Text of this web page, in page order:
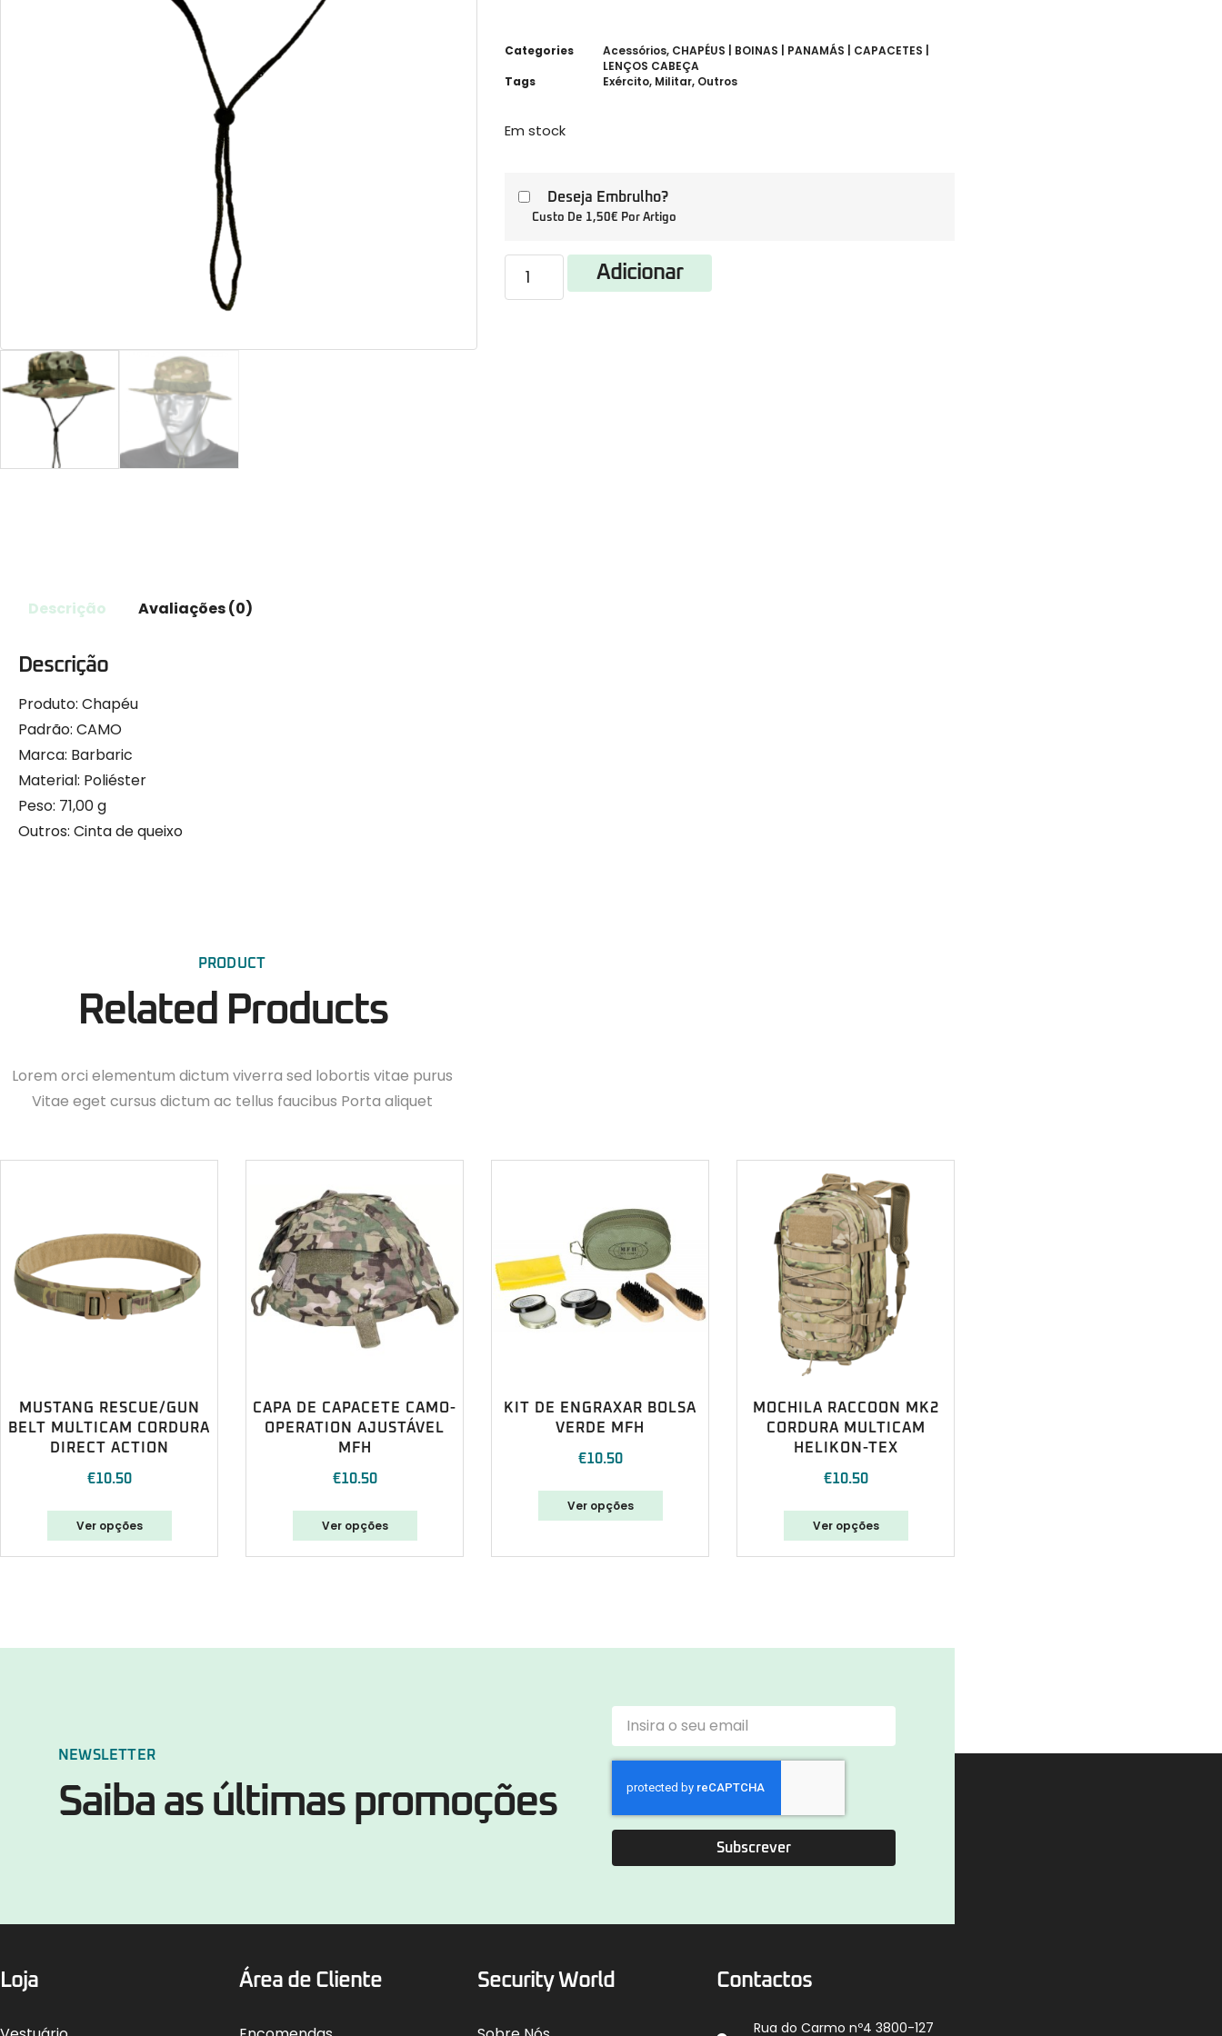
Categories Acessórios, CHAPÉUS | BOINAS | PANAMÁS | CAPACETES |
LENÇOS CABEÇA
Tags
Exército, Militar, Outros
Em stock
Deseja Embrulho?
Custo De 1,50€ Por Artigo
Adicionar
Descrição Avaliações (0)
Descrição
Produto: Chapéu
Padrão: CAMO
Marca: Barbaric
Material: Poliéster
Peso: 71,00 g
Outros: Cinta de queixo
PRODUCT
Related Products
Lorem orci elementum dictum viverra sed lobortis vitae purus
Vitae eget cursus dictum ac tellus faucibus Porta aliquet
MUSTANG RESCUE/GUN
BELT MULTICAM CORDURA
DIRECT ACTION
€10.50
Ver opções
CAPA DE CAPACETE CAMO-
OPERATION AJUSTÁVEL
MFH
€10.50
Ver opções
KIT DE ENGRAXAR BOLSA
VERDE MFH
€10.50
Ver opções
MOCHILA RACCOON MK2
CORDURA MULTICAM
HELIKON-TEX
€10.50
Ver opções
NEWSLETTER
Saiba as últimas promoções
Subscrever
Loja Área de Cliente Security World Contactos
Rua do Carmo nº4 3800-127